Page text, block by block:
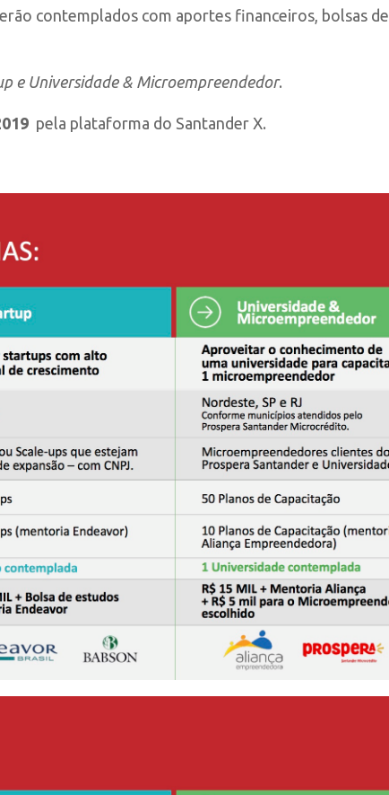
contemplados com aportes financeiros, bolsas de
e Universidade & Microempreendedor.
pela plataforma do Santander X.